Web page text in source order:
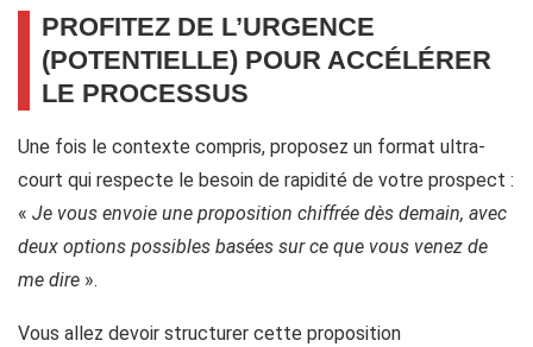
PROFITEZ DE L’URGENCE
(POTENTIELLE) POUR ACCÉLÉRER
LE PROCESSUS
Une fois le contexte compris, proposez un format ultra-
court qui respecte le besoin de rapidité de votre prospect :
« Je vous envoie une proposition chiffrée dès demain, avec
deux options possibles basées sur ce que vous venez de
me dire ».
Vous allez devoir structurer cette proposition